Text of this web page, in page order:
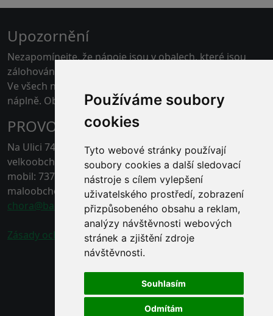
Používáme soubory
cookies
Tyto webové stránky používají
soubory cookies a další sledovací
nástroje s cílem vylepšení
uživatelského prostředí, zobrazení
přizpůsobeného obsahu a reklam,
analýzy návštěvnosti webových
stránek a zjištění zdroje
návštěvnosti.
Souhlasím
Odmítám
Upozornění
Nezapomínejte, že nápoje jsou v obalech, které jsou
zálohovány.
Ve všech našich skladech je možné platit kartou pouze
náplně. Obaly jen v hotovosti.
PROVOZOVNA ČERNÁ HORA
Na Ulici 74, 67921 Černá Hora, Blansko
velkoobchod - tel.: 778 496 863
mobil: 737 211 132
maloobchod - tel.: 778 496 862
chora@baracek.cz
Zásady ochrany osobních údajů